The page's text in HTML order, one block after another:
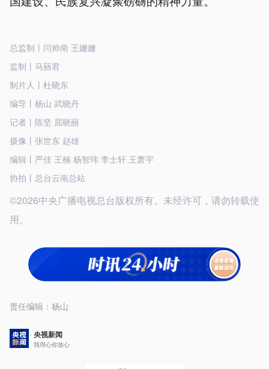
总监制丨闫帅南 王姗姗
监制丨马丽君
制片人丨杜晓东
编导丨杨山 武晓丹
记者丨陈坚 屈晓丽
摄像丨张世东 赵雄
编辑丨严佳 王楠 杨智玮 李士轩 王萧宇
协拍丨总台云南总站
©2026中央广播电视总台版权所有。未经许可，请勿转载使
用。
责任编辑： 杨山
央视新闻
我用心你放心